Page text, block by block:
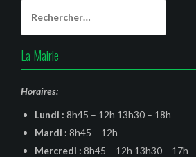
La Mairie
Horaires:
Lundi : 8h45 – 12h 13h30 – 18h
Mardi : 8h45 – 12h
Mercredi : 8h45 – 12h 13h30 – 17h